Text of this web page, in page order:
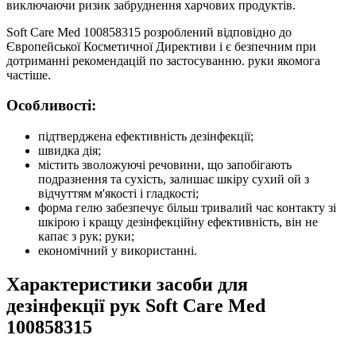
виключаючи ризик забруднення харчових продуктів.
Soft Care Med 100858315 розроблений відповідно до
Європейської Косметичної Директиви і є безпечним при
дотриманні рекомендацій по застосуванню. руки якомога
частіше.
Особливості:
підтверджена ефективність дезінфекції;
швидка дія;
містить зволожуючі речовини, що запобігають
подразнення та сухість, залишає шкіру сухий ой з
відчуттям м'якості і гладкості;
форма гелю забезпечує більш тривалий час контакту зі
шкірою і кращу дезінфекційну ефективність, він не
капає з рук; руки;
економічний у використанні.
Характеристики засоби для
дезінфекції рук Soft Care Med
100858315